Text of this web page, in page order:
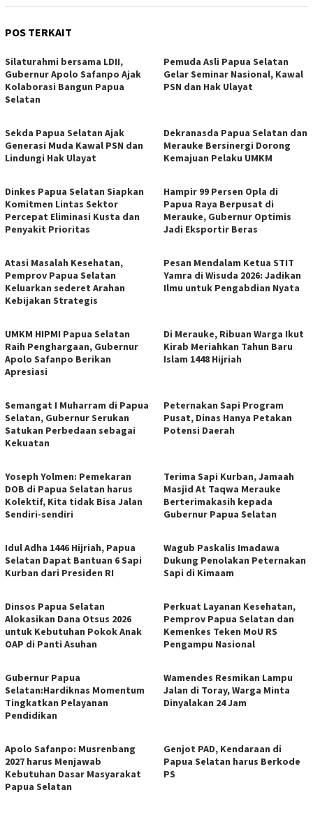
POS TERKAIT
Silaturahmi bersama LDII,
Gubernur Apolo Safanpo Ajak
Kolaborasi Bangun Papua
Selatan
Pemuda Asli Papua Selatan
Gelar Seminar Nasional, Kawal
PSN dan Hak Ulayat
Sekda Papua Selatan Ajak
Generasi Muda Kawal PSN dan
Lindungi Hak Ulayat
Dekranasda Papua Selatan dan
Merauke Bersinergi Dorong
Kemajuan Pelaku UMKM
Dinkes Papua Selatan Siapkan
Komitmen Lintas Sektor
Percepat Eliminasi Kusta dan
Penyakit Prioritas
Hampir 99 Persen Opla di
Papua Raya Berpusat di
Merauke, Gubernur Optimis
Jadi Eksportir Beras
Atasi Masalah Kesehatan,
Pemprov Papua Selatan
Keluarkan sederet Arahan
Kebijakan Strategis
Pesan Mendalam Ketua STIT
Yamra di Wisuda 2026: Jadikan
Ilmu untuk Pengabdian Nyata
UMKM HIPMI Papua Selatan
Raih Penghargaan, Gubernur
Apolo Safanpo Berikan
Apresiasi
Di Merauke, Ribuan Warga Ikut
Kirab Meriahkan Tahun Baru
Islam 1448 Hijriah
Semangat I Muharram di Papua
Selatan, Gubernur Serukan
Satukan Perbedaan sebagai
Kekuatan
Peternakan Sapi Program
Pusat, Dinas Hanya Petakan
Potensi Daerah
Yoseph Yolmen: Pemekaran
DOB di Papua Selatan harus
Kolektif, Kita tidak Bisa Jalan
Sendiri-sendiri
Terima Sapi Kurban, Jamaah
Masjid At Taqwa Merauke
Berterimakasih kepada
Gubernur Papua Selatan
Idul Adha 1446 Hijriah, Papua
Selatan Dapat Bantuan 6 Sapi
Kurban dari Presiden RI
Wagub Paskalis Imadawa
Dukung Penolakan Peternakan
Sapi di Kimaam
Dinsos Papua Selatan
Alokasikan Dana Otsus 2026
untuk Kebutuhan Pokok Anak
OAP di Panti Asuhan
Perkuat Layanan Kesehatan,
Pemprov Papua Selatan dan
Kemenkes Teken MoU RS
Pengampu Nasional
Gubernur Papua
Selatan:Hardiknas Momentum
Tingkatkan Pelayanan
Pendidikan
Wamendes Resmikan Lampu
Jalan di Toray, Warga Minta
Dinyalakan 24 Jam
Apolo Safanpo: Musrenbang
2027 harus Menjawab
Kebutuhan Dasar Masyarakat
Papua Selatan
Genjot PAD, Kendaraan di
Papua Selatan harus Berkode
PS